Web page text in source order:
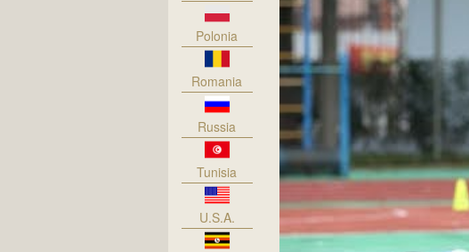
Polonia
Romania
Russia
Tunisia
U.S.A.